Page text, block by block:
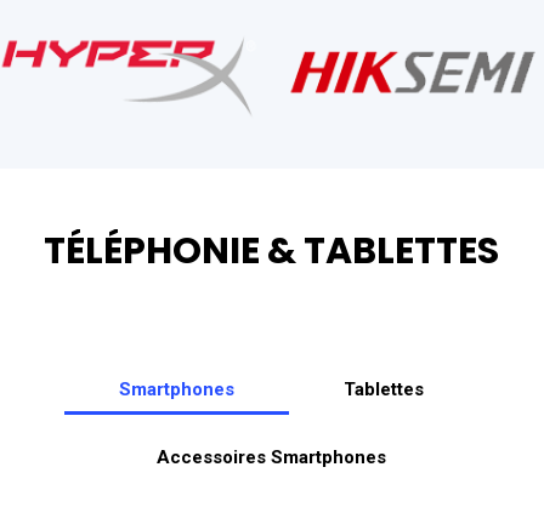
TÉLÉPHONIE&TABLETTES
Smartphones Tablettes
Accessoires Smartphones